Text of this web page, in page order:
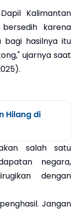
Kalimantan
karena
bagi hasilnya itu
ujarnya saat
Hilang di
salah satu
negara,
dengan
Jangan